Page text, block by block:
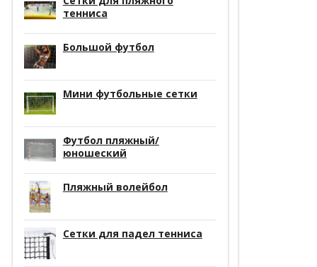
тенниса
Большой футбол
Мини футбольные сетки
Футбол пляжный/
юношеский
Пляжный волейбол
Сетки для падел тенниса